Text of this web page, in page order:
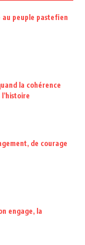
au peuple pastefien
la cohérence
de courage
engage, la